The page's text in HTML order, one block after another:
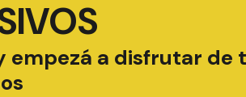
empezá a disfrutar de